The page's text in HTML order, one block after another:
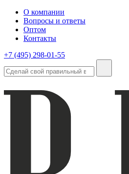
О компании
Вопросы и ответы
Оптом
Контакты
+7 (495) 298-01-55